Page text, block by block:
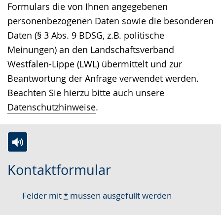
Formulars die von Ihnen angegebenen
personenbezogenen Daten sowie die besonderen
Daten (§ 3 Abs. 9 BDSG, z.B. politische
Meinungen) an den Landschaftsverband
Westfalen-Lippe (LWL) übermittelt und zur
Beantwortung der Anfrage verwendet werden.
Beachten Sie hierzu bitte auch unsere
Datenschutzhinweise.
Kontaktformular
Felder mit* müssen ausgefüllt werden
Leichten
wechseln.
Audio-
Video
Deutscher